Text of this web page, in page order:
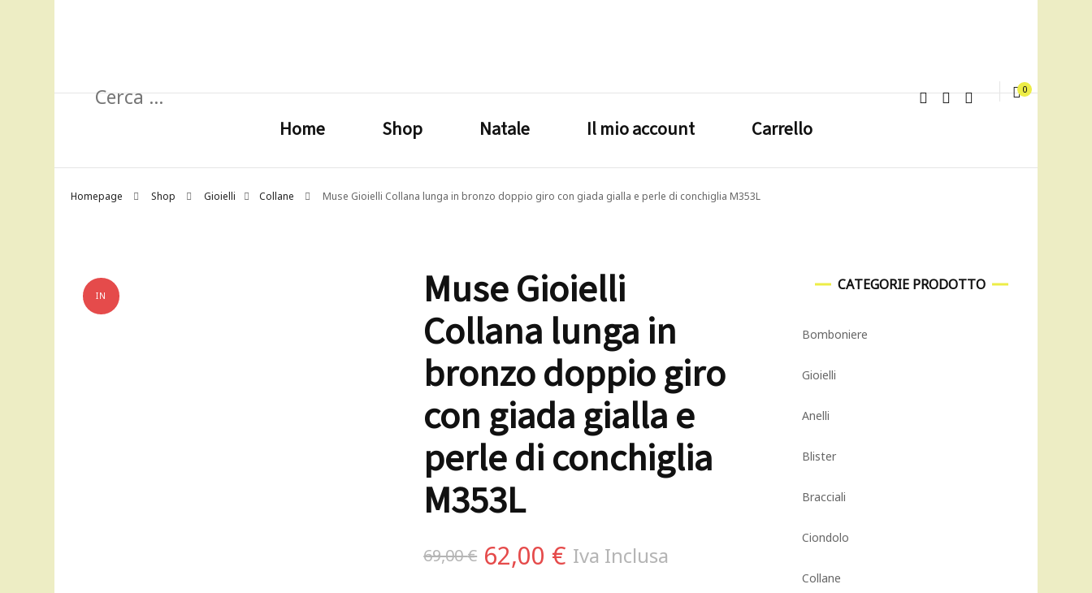
Ricerca
0
Home Shop Natale Il mio account Carrello
Homepage Shop Gioielli Collane Muse Gioielli Collana lunga in bronzo doppio giro con giada gialla e perle di conchiglia M353L
IN
Muse Gioielli
Collana lunga in
bronzo doppio giro
con giada gialla e
perle di conchiglia
M353L
69,00€ Il
62,00 € Il
Iva Inclusa
CATEGORIE PRODOTTO
Bomboniere
Gioielli
Anelli
Blister
Bracciali
Ciondolo
Collane